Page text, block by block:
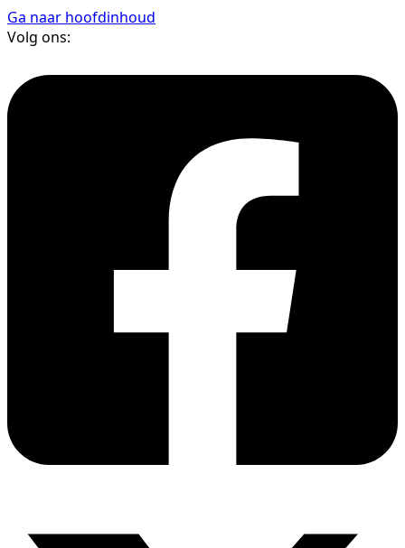
Ga naar hoofdinhoud
Volg ons: